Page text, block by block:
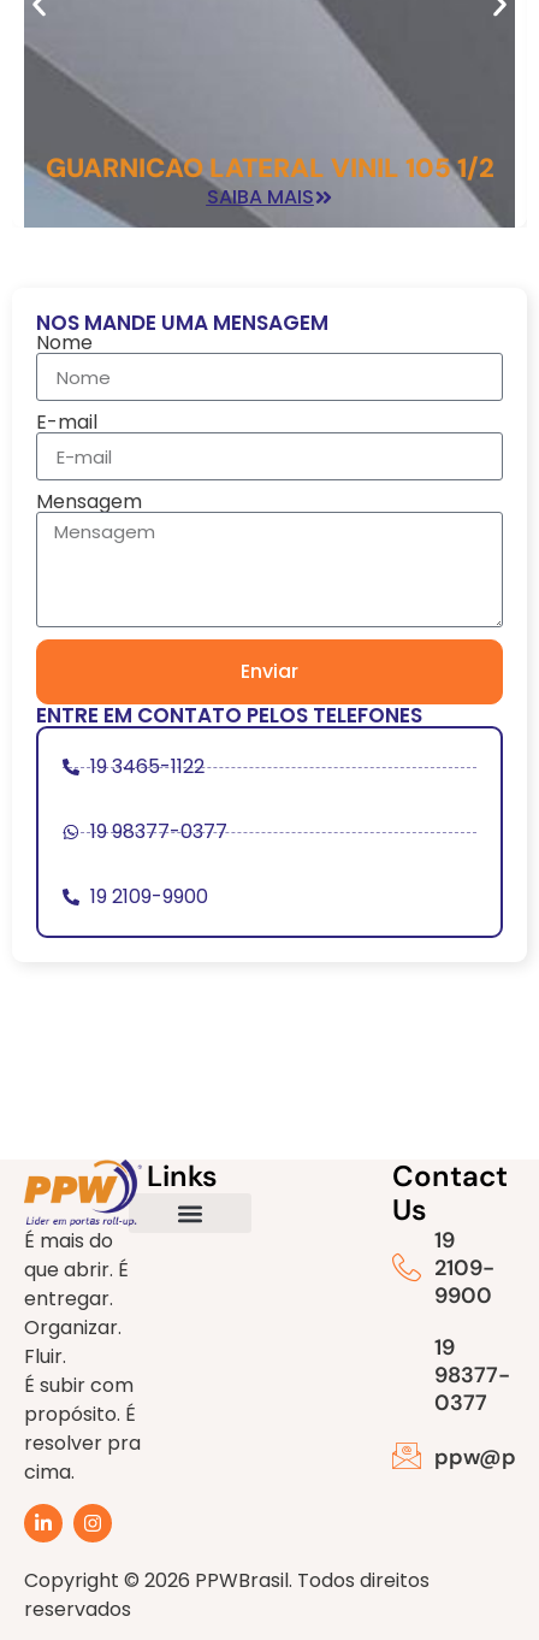
GUARNICAO LATERAL VINIL 105 1/2
SAIBA MAIS
NOS MANDE UMA MENSAGEM
Nome
E-mail
Mensagem
Enviar
ENTRE EM CONTATO PELOS TELEFONES
19 3465-1122
19 98377-0377
19 2109-9900
É mais do
que abrir. É
entregar.
Organizar.
Fluir.
É subir com
propósito. É
resolver pra
cima.
Links
Contact
Us
19
2109-
9900
19
98377-
0377
Copyright © 2026 PPWBrasil. Todos direitos
reservados